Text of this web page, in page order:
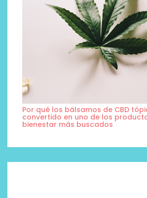
Por qué los bálsamos de CBD
convertido en uno de los
bienestar más buscados